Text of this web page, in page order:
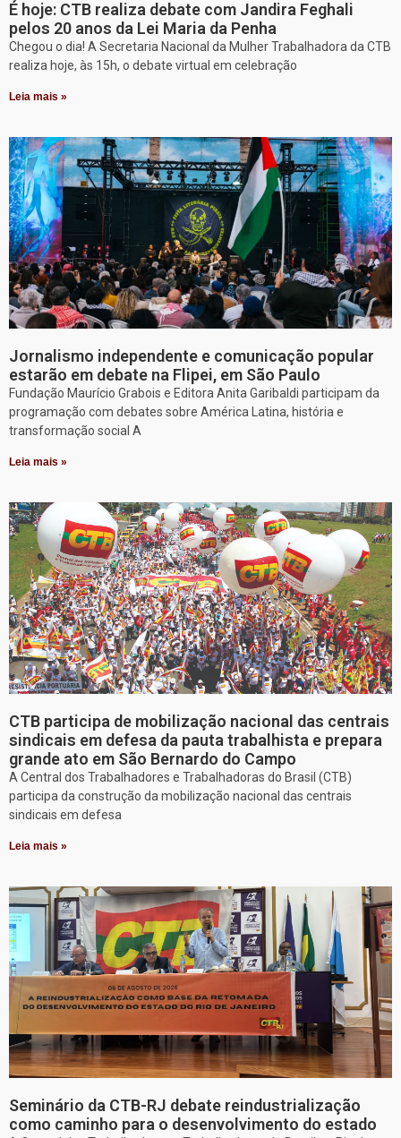
É hoje: CTB realiza debate com Jandira Feghali
pelos 20 anos da Lei Maria da Penha
Chegou o dia! A Secretaria Nacional da Mulher Trabalhadora da CTB
realiza hoje, às 15h, o debate virtual em celebração
Leia mais »
Jornalismo independente e comunicação popular
estarão em debate na Flipei, em São Paulo
Fundação Maurício Grabois e Editora Anita Garibaldi participam da
programação com debates sobre América Latina, história e
transformação social A
Leia mais »
CTB participa de mobilização nacional das centrais
sindicais em defesa da pauta trabalhista e prepara
grande ato em São Bernardo do Campo
A Central dos Trabalhadores e Trabalhadoras do Brasil (CTB)
participa da construção da mobilização nacional das centrais
sindicais em defesa
Leia mais »
Seminário da CTB-RJ debate reindustrialização
como caminho para o desenvolvimento do estado